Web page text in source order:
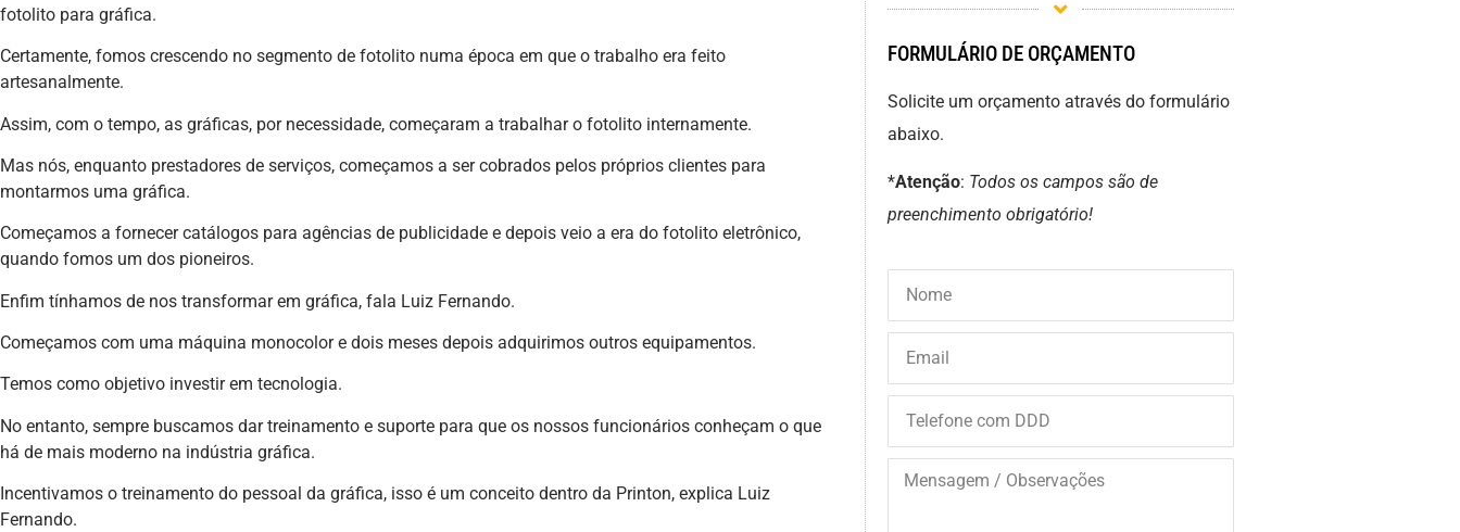
fotolito para gráfica.
Certamente, fomos crescendo no segmento de fotolito numa época em que o trabalho era feito
artesanalmente.
Assim, com o tempo, as gráficas, por necessidade, começaram a trabalhar o fotolito internamente.
Mas nós, enquanto prestadores de serviços, começamos a ser cobrados pelos próprios clientes para
montarmos uma gráfica.
Começamos a fornecer catálogos para agências de publicidade e depois veio a era do fotolito eletrônico,
quando fomos um dos pioneiros.
Enfim tínhamos de nos transformar em gráfica, fala Luiz Fernando.
Começamos com uma máquina monocolor e dois meses depois adquirimos outros equipamentos.
Temos como objetivo investir em tecnologia.
No entanto, sempre buscamos dar treinamento e suporte para que os nossos funcionários conheçam o que
há de mais moderno na indústria gráfica.
Incentivamos o treinamento do pessoal da gráfica, isso é um conceito dentro da Printon, explica Luiz
Fernando.
FORMULÁRIO DE ORÇAMENTO
Solicite um orçamento através do formulário
abaixo.
*Atenção: Todos os campos são de
preenchimento obrigatório!